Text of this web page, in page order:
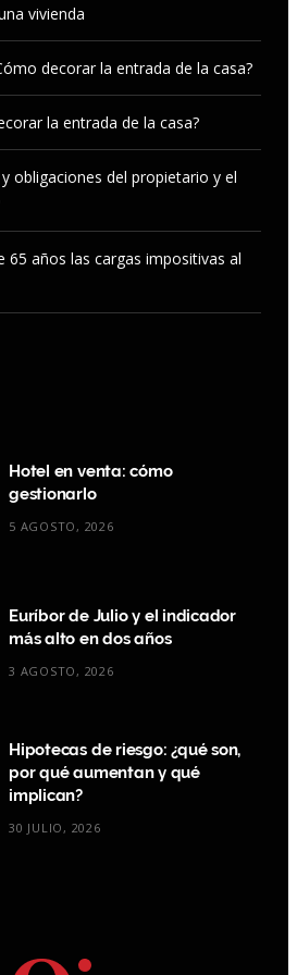
g
r
m
b
e
I
vivienda
decorar la entrada de la casa?
la entrada de la casa?
obligaciones del propietario y el
65 años las cargas impositivas al
Hotel en venta: cómo
gestionarlo
5 AGOSTO, 2026
Euríbor de Julio y el indicador
más alto en dos años
3 AGOSTO, 2026
Hipotecas de riesgo: ¿qué son,
por qué aumentan y qué
implican?
30 JULIO, 2026